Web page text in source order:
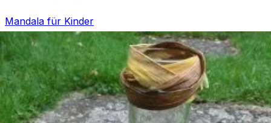
Mandala für Kinder